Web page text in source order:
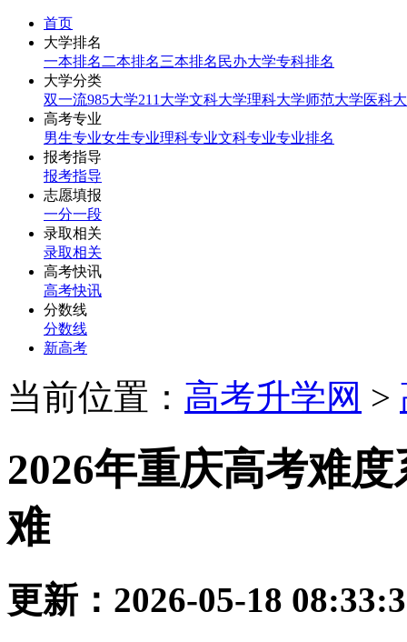
首页
大学排名
一本排名 二本排名三本排名 民办大学专科排名
大学分类
双一流985大学211大学文科大学理科大学师范大学医科
高考专业
男生专业女生专业理科专业文科专业专业排名
报考指导
报考指导
志愿填报
一分一段
录取相关
录取相关
高考快讯
高考快讯
分数线
分数线
新高考
当前位置： 高考升学网 >
2026年重庆高考难
难
更新：2026-05-18